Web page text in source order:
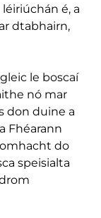
é, a
dtabhairn,
le boscaí
nó mar
don duine a
Fhéarann
do
speisialta